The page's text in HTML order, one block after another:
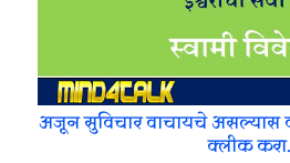
अजून सुविचार वाचायचे असल्यास
क्लीक करा.